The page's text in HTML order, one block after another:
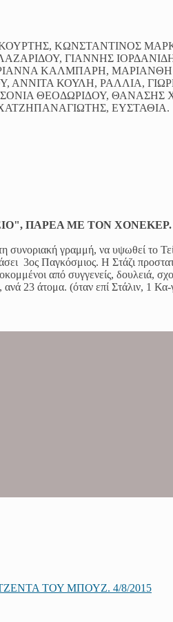
ΚΩΝΣΤΑΝΤΙΝΟΣ
ΓΙΑΝΝΗΣ
ΚΑΛΜΠΑΡΗ,
ΑΝΝΙΤΑ ΚΟΥΛΗ, ΡΑΛΛΙΑ,
ΘΕΟΔΩΡΙΔΟΥ,
ΕΥΣΤΑΘΙΑ.
ΠΑΡΕΑ ΜΕ ΤΟΝ
συνοριακή γραμμή, να υψωθεί το
3ος Παγκόσμιος. Η Στάζι
από συγγενείς, δουλειά,
23 άτομα. (όταν επί Στάλιν, 1
ΤΟΥ ΜΠΟΥΖ. 4/8/2015